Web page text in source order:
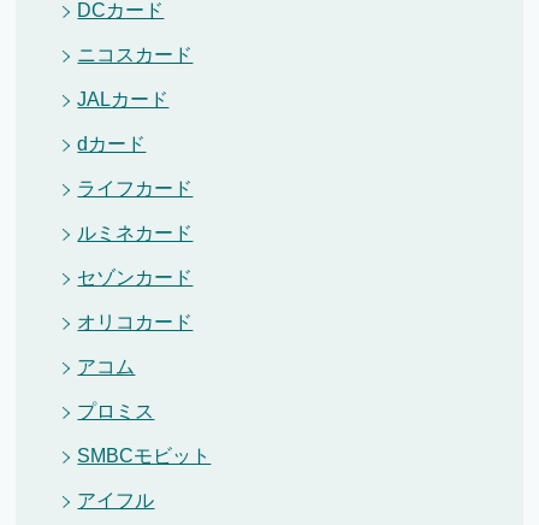
DCカード
ニコスカード
JALカード
dカード
ライフカード
ルミネカード
セゾンカード
オリコカード
アコム
プロミス
SMBCモビット
アイフル